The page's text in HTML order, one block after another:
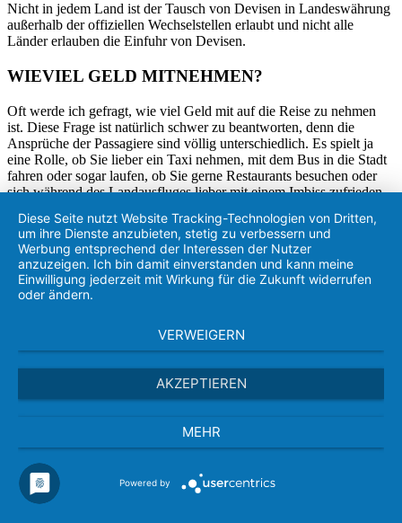
Nicht in jedem Land ist der Tausch von Devisen in Landeswährung
außerhalb der offiziellen Wechselstellen erlaubt und nicht alle
Länder erlauben die Einfuhr von Devisen.
WIEVIEL GELD MITNEHMEN?
Oft werde ich gefragt, wie viel Geld mit auf die Reise zu nehmen
ist. Diese Frage ist natürlich schwer zu beantworten, denn die
Ansprüche der Passagiere sind völlig unterschiedlich. Es spielt ja
eine Rolle, ob Sie lieber ein Taxi nehmen, mit dem Bus in die Stadt
fahren oder sogar laufen, ob Sie gerne Restaurants besuchen oder
sich während des Landausfluges lieber mit einem Imbiss zufrieden
oder nicht.
Meine Faustformel für den Fall, dass das ganz schwer einzuschätzen
ist, lautet: Für jeden Hafen einfach das Doppelte der Summe
mitnehmen, welche Sie bei einem Bummel durch eine Ihnen fremde
Stadt in Deutschland ausgeben würden.
An Bord selbst benötigen Sie ja nur für Getränke aus der Kantine,
Tabakwaren und eventuelle Telefongespräche vom Schiff aus ein
"Taschengeld" in Bordwährung.
KOMMUNIKATION
Das Benutzen der bordeigenen Kommunikationsmittel ist nur in
Ausnahmefällen möglich. Die dafür anfallenden Gebühren werden
an Bord vom Passagier direkt bezahlt.
Wir raten daher zur Mitnahme des eigenen Handys. Handys
funktionieren allerdings nur im Küstenbereich und nicht in allen
Diese Seite nutzt Website Tracking-Technologien von Dritten,
um ihre Dienste anzubieten, stetig zu verbessern und
Werbung entsprechend der Interessen der Nutzer
anzuzeigen. Ich bin damit einverstanden und kann meine
Einwilligung jederzeit mit Wirkung für die Zukunft widerrufen
oder ändern.
VERWEIGERN
AKZEPTIEREN
MEHR
Powered by